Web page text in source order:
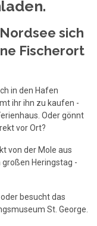
sich
Fischerort
in den Hafen
ihr ihn zu kaufen -
Oder gönnt
vor Ort?
von der Mole aus
Heringstag -
besucht das
St. George.